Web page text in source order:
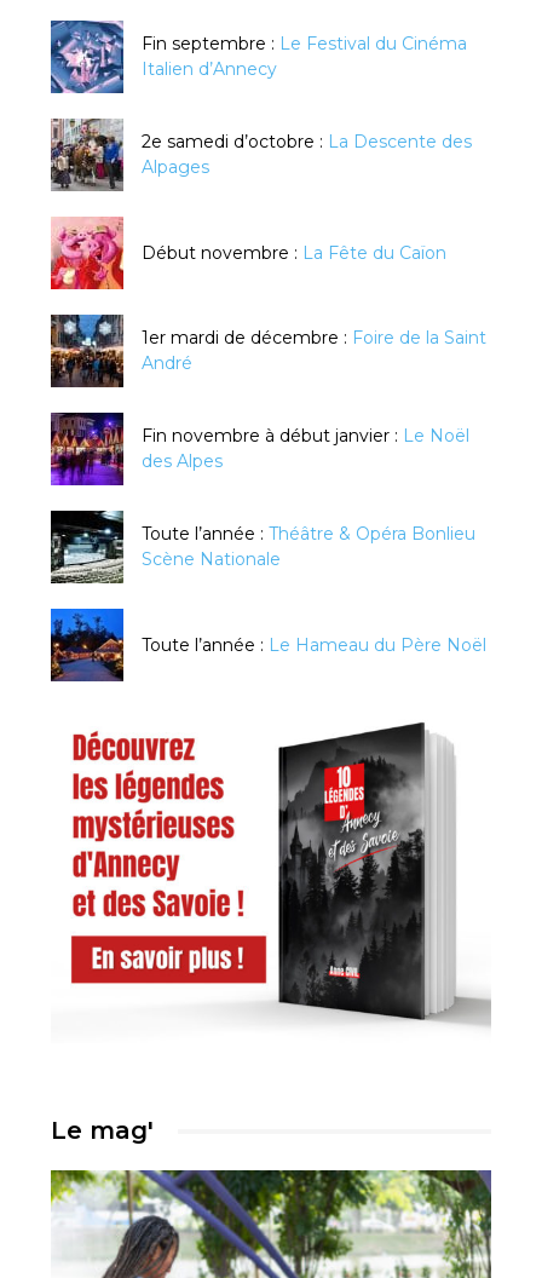
Fin septembre : Le Festival du Cinéma
Italien d’Annecy
2e samedi d’octobre : La Descente des
Alpages
Début novembre : La Fête du Caïon
1er mardi de décembre : Foire de la Saint
André
Fin novembre à début janvier : Le Noël
des Alpes
Toute l’année : Théâtre & Opéra Bonlieu
Scène Nationale
Toute l’année : Le Hameau du Père Noël
Le mag'